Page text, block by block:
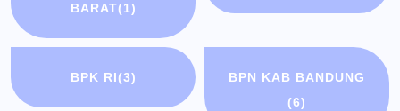
BARAT(1)
BPK RI(3)
BPN KAB BANDUNG
(6)